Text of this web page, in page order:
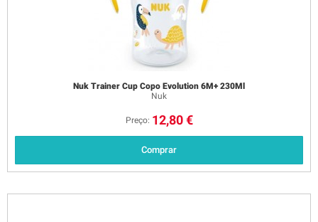
Nuk Trainer Cup Copo Evolution 6M+ 230Ml
Nuk
Preço: 12,80 €
Comprar